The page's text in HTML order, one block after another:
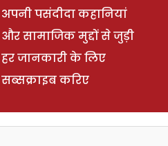
अपनी पसंदीदा कहानियां
और सामाजिक मुद्दों से जुड़ी
हर जानकारी के लिए
सब्सक्राइब करिए